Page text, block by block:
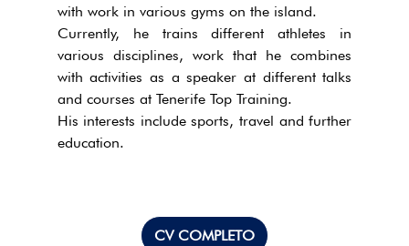
with work in various gyms on the island.
Currently, he trains different athletes in
various disciplines, work that he combines
with activities as a speaker at different talks
and courses at Tenerife Top Training.
His interests include sports, travel and further
education.
CV COMPLETO